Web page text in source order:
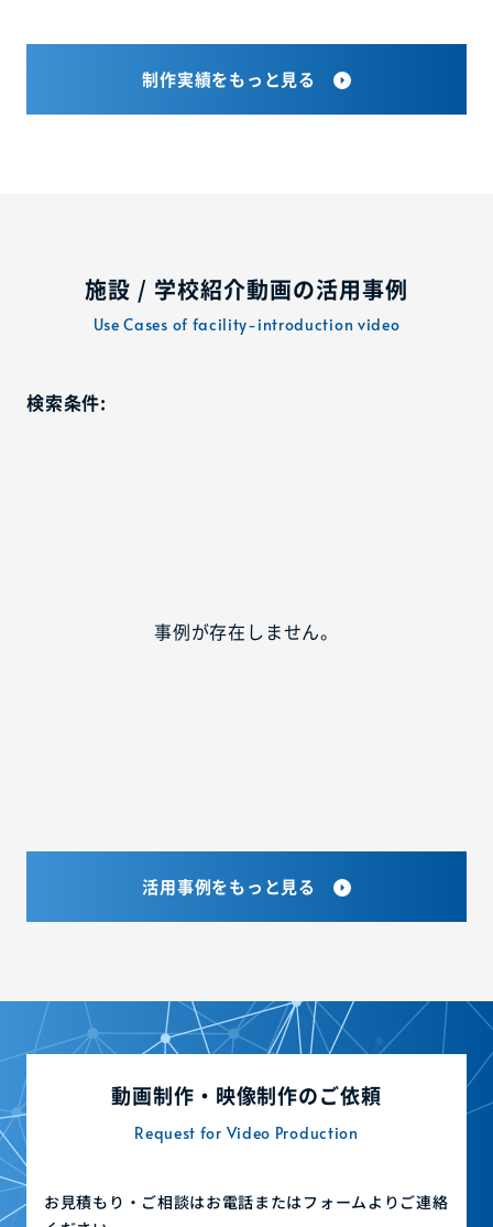
制作実績をもっと見る
施設 / 学校紹介動画の活用事例
Use Cases of facility-introduction video
検索条件:
事例が存在しません。
活用事例をもっと見る
動画制作・映像制作のご依頼
Request for Video Production
お見積もり・ご相談はお電話またはフォームよりご連絡